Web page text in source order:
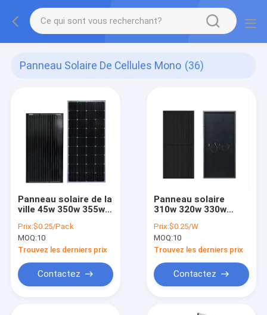
Panneau Solaire De Cellules Mono (36)
Panneau solaire de la
ville 45w 350w 355w
cellules de Sunpower
60
Prix:$0.25/Pack
MOQ:10
Trouvez les derniers prix
Contactez
Panneau solaire
310w 320w 330w
mono de la
puissance élevée
305w
Prix:$0.25/W
MOQ:10
Trouvez les derniers prix
Contactez